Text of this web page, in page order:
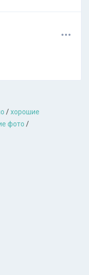
...
/хорошие
фото /